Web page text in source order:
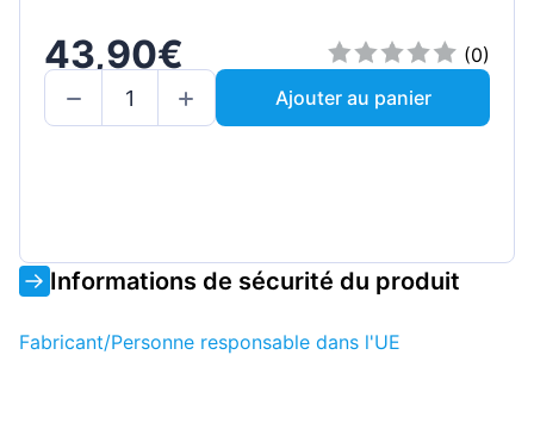
43,90€
(0)
Ajouter au panier
Informations de sécurité du produit
Fabricant/Personne responsable dans l'UE